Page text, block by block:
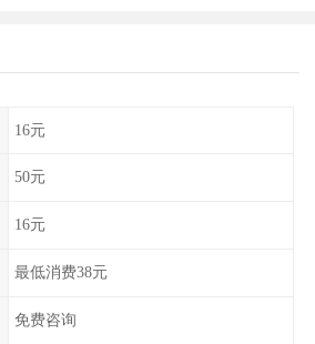
16元
50元
16元
最低消费38元
免费咨询